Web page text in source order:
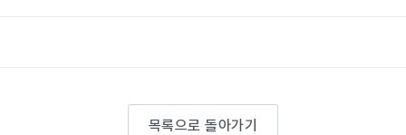
목록으로 돌아가기